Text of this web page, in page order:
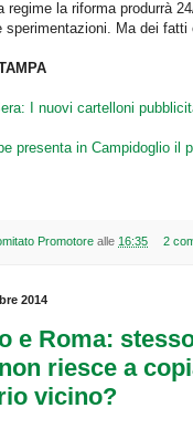
regime la riforma produrrà
sperimentazioni. Ma dei fatti
I nuovi cartelloni
presenta in Campidoglio il
Promotore alle 16:35 2
2014
e Roma:
riesce a
vicino?